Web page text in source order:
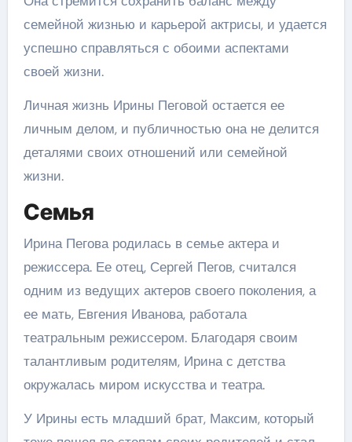
семейной жизнью и карьерой актрисы, и удается
успешно справляться с обоими аспектами
своей жизни.
Личная жизнь Ирины Пеговой остается ее
личным делом, и публичностью она не делится
деталями своих отношений или семейной
жизни.
Семья
Ирина Пегова родилась в семье актера и
режиссера. Ее отец, Сергей Пегов, считался
одним из ведущих актеров своего поколения, а
ее мать, Евгения Иванова, работала
театральным режиссером. Благодаря своим
талантливым родителям, Ирина с детства
окружалась миром искусства и театра.
У Ирины есть младший брат, Максим, который